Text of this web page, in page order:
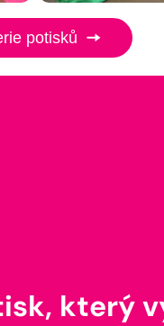
potisků
který